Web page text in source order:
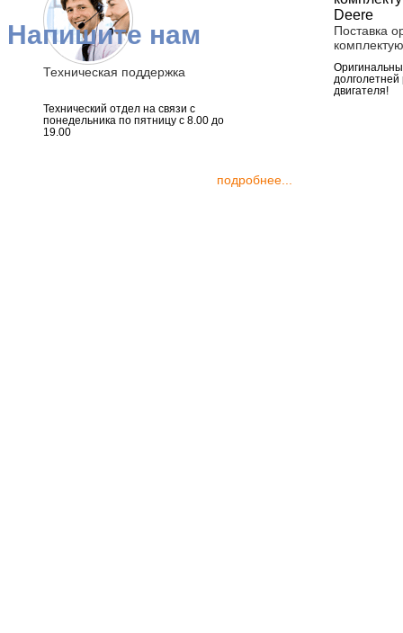
Техническая поддержка
Технический отдел на связи с
понедельника по пятницу с 8.00 до
19.00
подробнее...
Поставка
двигателя!
Напишите нам